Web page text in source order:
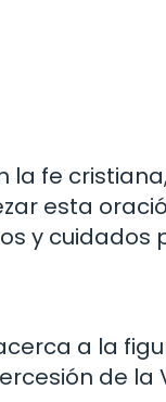
la fe
esta
y cuidados
a la
de la